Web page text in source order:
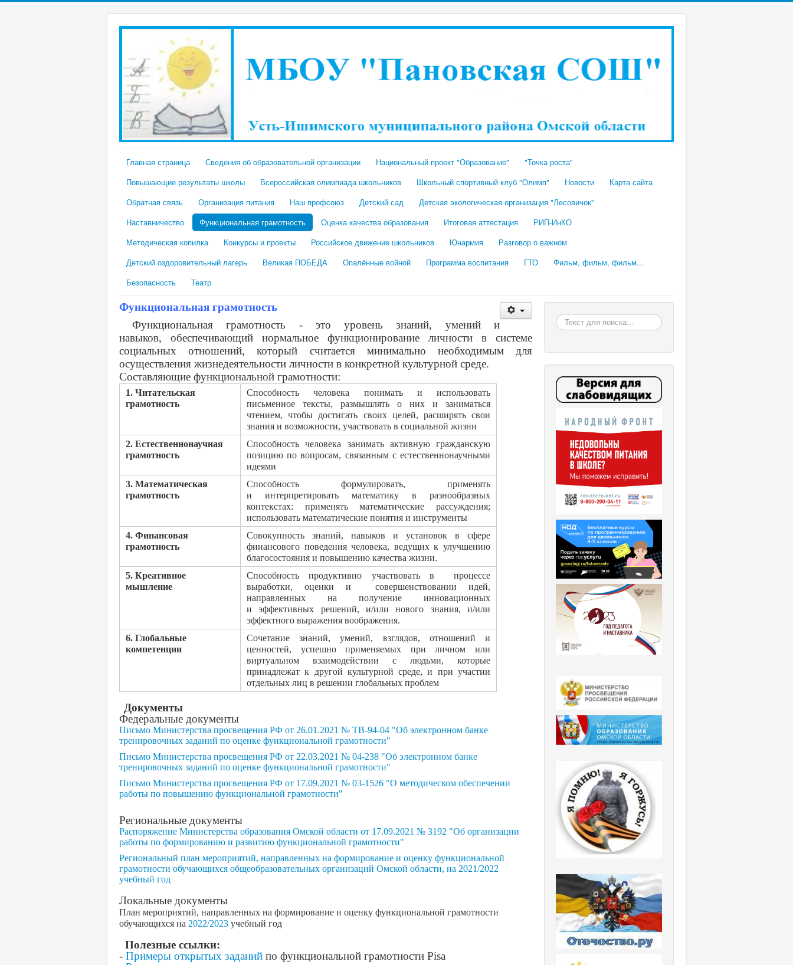
Главная страница Сведения об образовательной организации Национальный проект "Образование"
"Точка роста"
Повышающие результаты школы
Всероссийская олимпиада школьников Школьный спортивный клуб "Олимп" Новости
Карта сайта
Обратная связь
Организация питания Наш профсоюз Детский сад
Детская экологическая организация "Лесовичок"
Наставничество
Функциональная грамотность Оценка качества образования Итоговая аттестация
РИП-ИнКО
Методическая копилка
Конкурсы и проекты Российское движение школьников Юнармия
Разговор о важном
Детский оздоровительный лагерь
Великая ПОБЕДА Опалённые войной Программа воспитания ГТО
Фильм, фильм, фильм...
Безопасность
Театр
Функциональная грамотность
Функциональная грамотность - это уровень знаний, умений и
навыков, обеспечивающий нормальное функционирование личности в системе
социальных отношений, который считается минимально необходимым для
осуществления жизнедеятельности личности в конкретной культурной среде.
Составляющие функциональной грамотности:
​​1. Читательская
грамотность
Способность человека понимать и использовать
письменное тексты, размышлять о них и заниматься
чтением, чтобы достигать своих целей, расширять свои
знания и возможности, участвовать в социальной жизни
​2. Естественнонаучная
грамотность​
​Способность человека занимать активную гражданскую
позицию по вопросам, связанным с естественнонаучными
идеями
​3. Математическая
грамотность​
​Способность формулировать, применять
и интерпретировать математику в разнообразных
контекстах: применять математические рассуждения;
использовать математические понятия и инструменты
​4. Финансовая
грамотность​
​Совокупность знаний, навыков и установок в сфере
финансового поведения человека, ведущих к улучшению
благосостояния и повышению качества жизни.
​5. Креативное
мышление
​Способность продуктивно участвовать в процессе
выработки, оценки и совершенствовании идей,
направленных на получение инновационных
и эффективных решений, и/или нового знания, и/или
эффектного выражения воображения.
​6. Глобальные
компетенции
​Сочетание знаний, умений, взглядов, отношений и
ценностей, успешно применяемых при личном или
виртуальном взаимодействии с людьми, которые
принадлежат к другой культурной среде, и при участии
отдельных лиц в решении глобальных проблем​
Документы
Федеральные документы
Письмо Министерства просвещения РФ от 26.01.2021 № ТВ-94-04 "Об электронном банке
тренировочных заданий по оценке функциональной грамотности"
Письмо Министерства просвещения РФ от 22.03.2021 № 04-238 "Об электронном банке
тренировочных заданий по оценке функциональной грамотности"
Письмо Министерства просвещения РФ от 17.09.2021 № 03-1526 "О методическом обеспечении
работы по повышению функциональной грамотности"
Региональные документы
Распоряжение Министерства образования Омской области от 17.09.2021 № 3192 "Об организации
работы по формированию и развитию функциональной грамотности"
Региональный план мероприятий, направленных на формирование и оценку функциональной
грамотности обучающихся общеобразовательных организаций Омской области, на 2021/2022
учебный год
Локальные документы
План мероприятий, направленных на формирование и оценку функциональной грамотности
обучающихся на 2022/2023 учебный год
Полезные ссылки:
- Примеры открытых заданий по функциональной грамотности Pisa
Искать